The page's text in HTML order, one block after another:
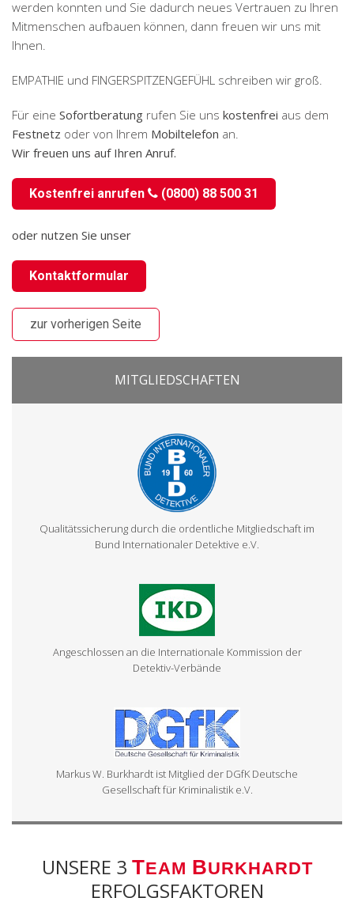
werden konnten und Sie dadurch neues Vertrauen zu Ihren
Mitmenschen aufbauen können, dann freuen wir uns mit
Ihnen.
EMPATHIE und FINGERSPITZENGEFÜHL schreiben wir groß.
Für eine Sofortberatung rufen Sie uns kostenfrei aus dem
Festnetz oder von Ihrem Mobiltelefon an.
Wir freuen uns auf Ihren Anruf.
Kostenfrei anrufen (0800) 88 500 31
oder nutzen Sie unser
Kontaktformular
zur vorherigen Seite
MITGLIEDSCHAFTEN
Qualitätssicherung durch die ordentliche Mitgliedschaft im
Bund Internationaler Detektive e.V.
Angeschlossen an die Internationale Kommission der
Detektiv-Verbände
Markus W. Burkhardt ist Mitglied der DGfK Deutsche
Gesellschaft für Kriminalistik e.V.
UNSERE 3 TEAM BURKHARDT
ERFOLGSFAKTOREN